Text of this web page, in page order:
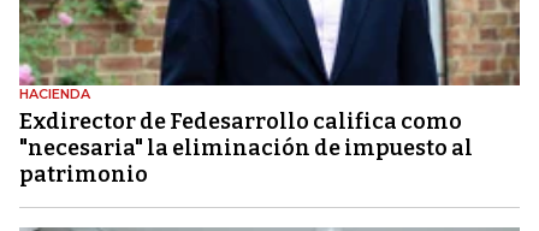
HACIENDA
Exdirector de Fedesarrollo califica como
"necesaria" la eliminación de impuesto al
patrimonio